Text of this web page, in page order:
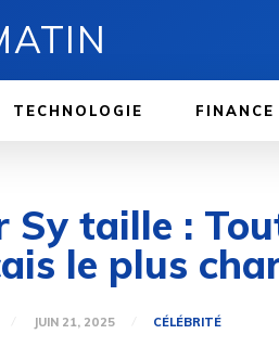
TECHNOLOGIE FINANCE
Sy taille :
le plus
JUIN 21, 2025 CÉLÉBRITÉ